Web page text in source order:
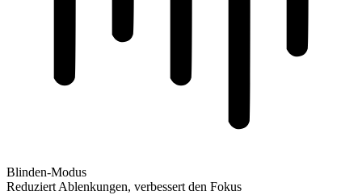
Blinden-Modus
Reduziert Ablenkungen, verbessert den Fokus